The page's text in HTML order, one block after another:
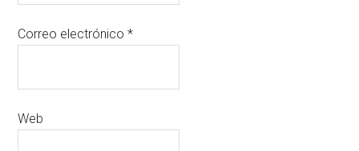
Correo electrónico*
Web